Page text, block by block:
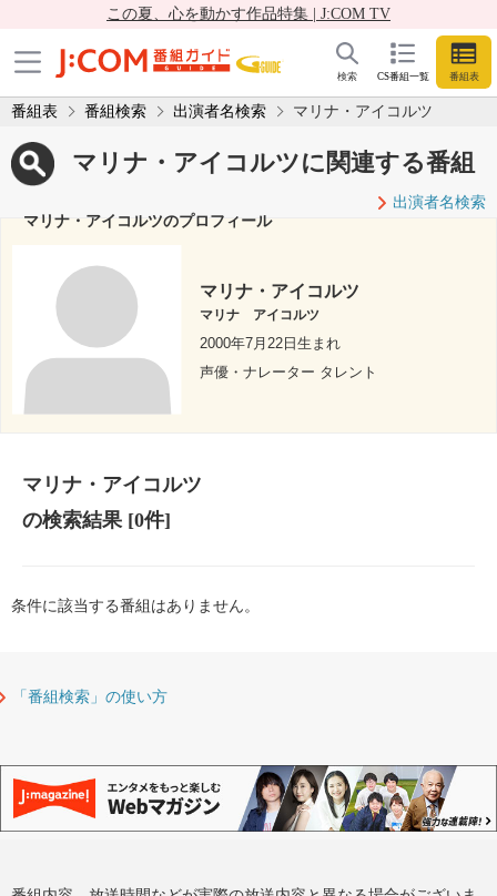
この夏、心を動かす作品特集 | J:COM TV
CS番組一覧 番組表
検索
番組表 番組検索 出演者名検索 マリナ・アイコルツ
マリナ・アイコルツに関連する番組
出演者名検索
マリナ・アイコルツのプロフィール
マリナ・アイコルツ
マリナ アイコルツ
2000年7月22日生まれ
声優・ナレーター タレント
マリナ・アイコルツ
の検索結果[0件]
条件に該当する番組はありません。
「番組検索」の使い方